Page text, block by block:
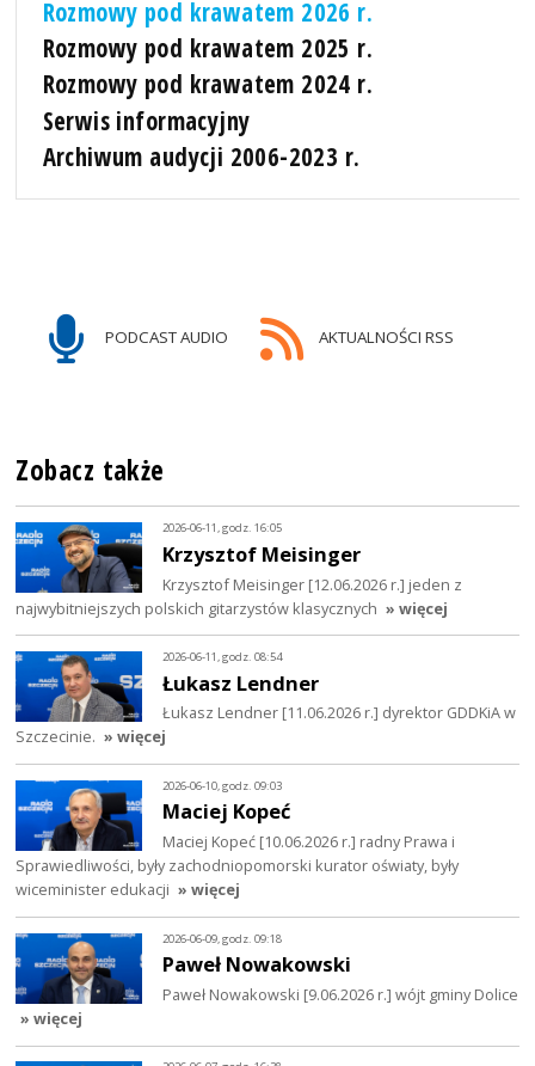
Rozmowy pod krawatem 2026 r.
Rozmowy pod krawatem 2025 r.
Rozmowy pod krawatem 2024 r.
Serwis informacyjny
Archiwum audycji 2006-2023 r.
PODCAST AUDIO AKTUALNOŚCI RSS
Zobacz także
2026-06-11, godz. 16:05
Krzysztof Meisinger
Krzysztof Meisinger [12.06.2026 r.] jeden z
najwybitniejszych polskich gitarzystów klasycznych » więcej
2026-06-11, godz. 08:54
Łukasz Lendner
Łukasz Lendner [11.06.2026 r.] dyrektor GDDKiA w
Szczecinie. » więcej
2026-06-10, godz. 09:03
Maciej Kopeć
Maciej Kopeć [10.06.2026 r.] radny Prawa i
Sprawiedliwości, były zachodniopomorski kurator oświaty, były
wiceminister edukacji » więcej
2026-06-09, godz. 09:18
Paweł Nowakowski
Paweł Nowakowski [9.06.2026 r.] wójt gminy Dolice
» więcej